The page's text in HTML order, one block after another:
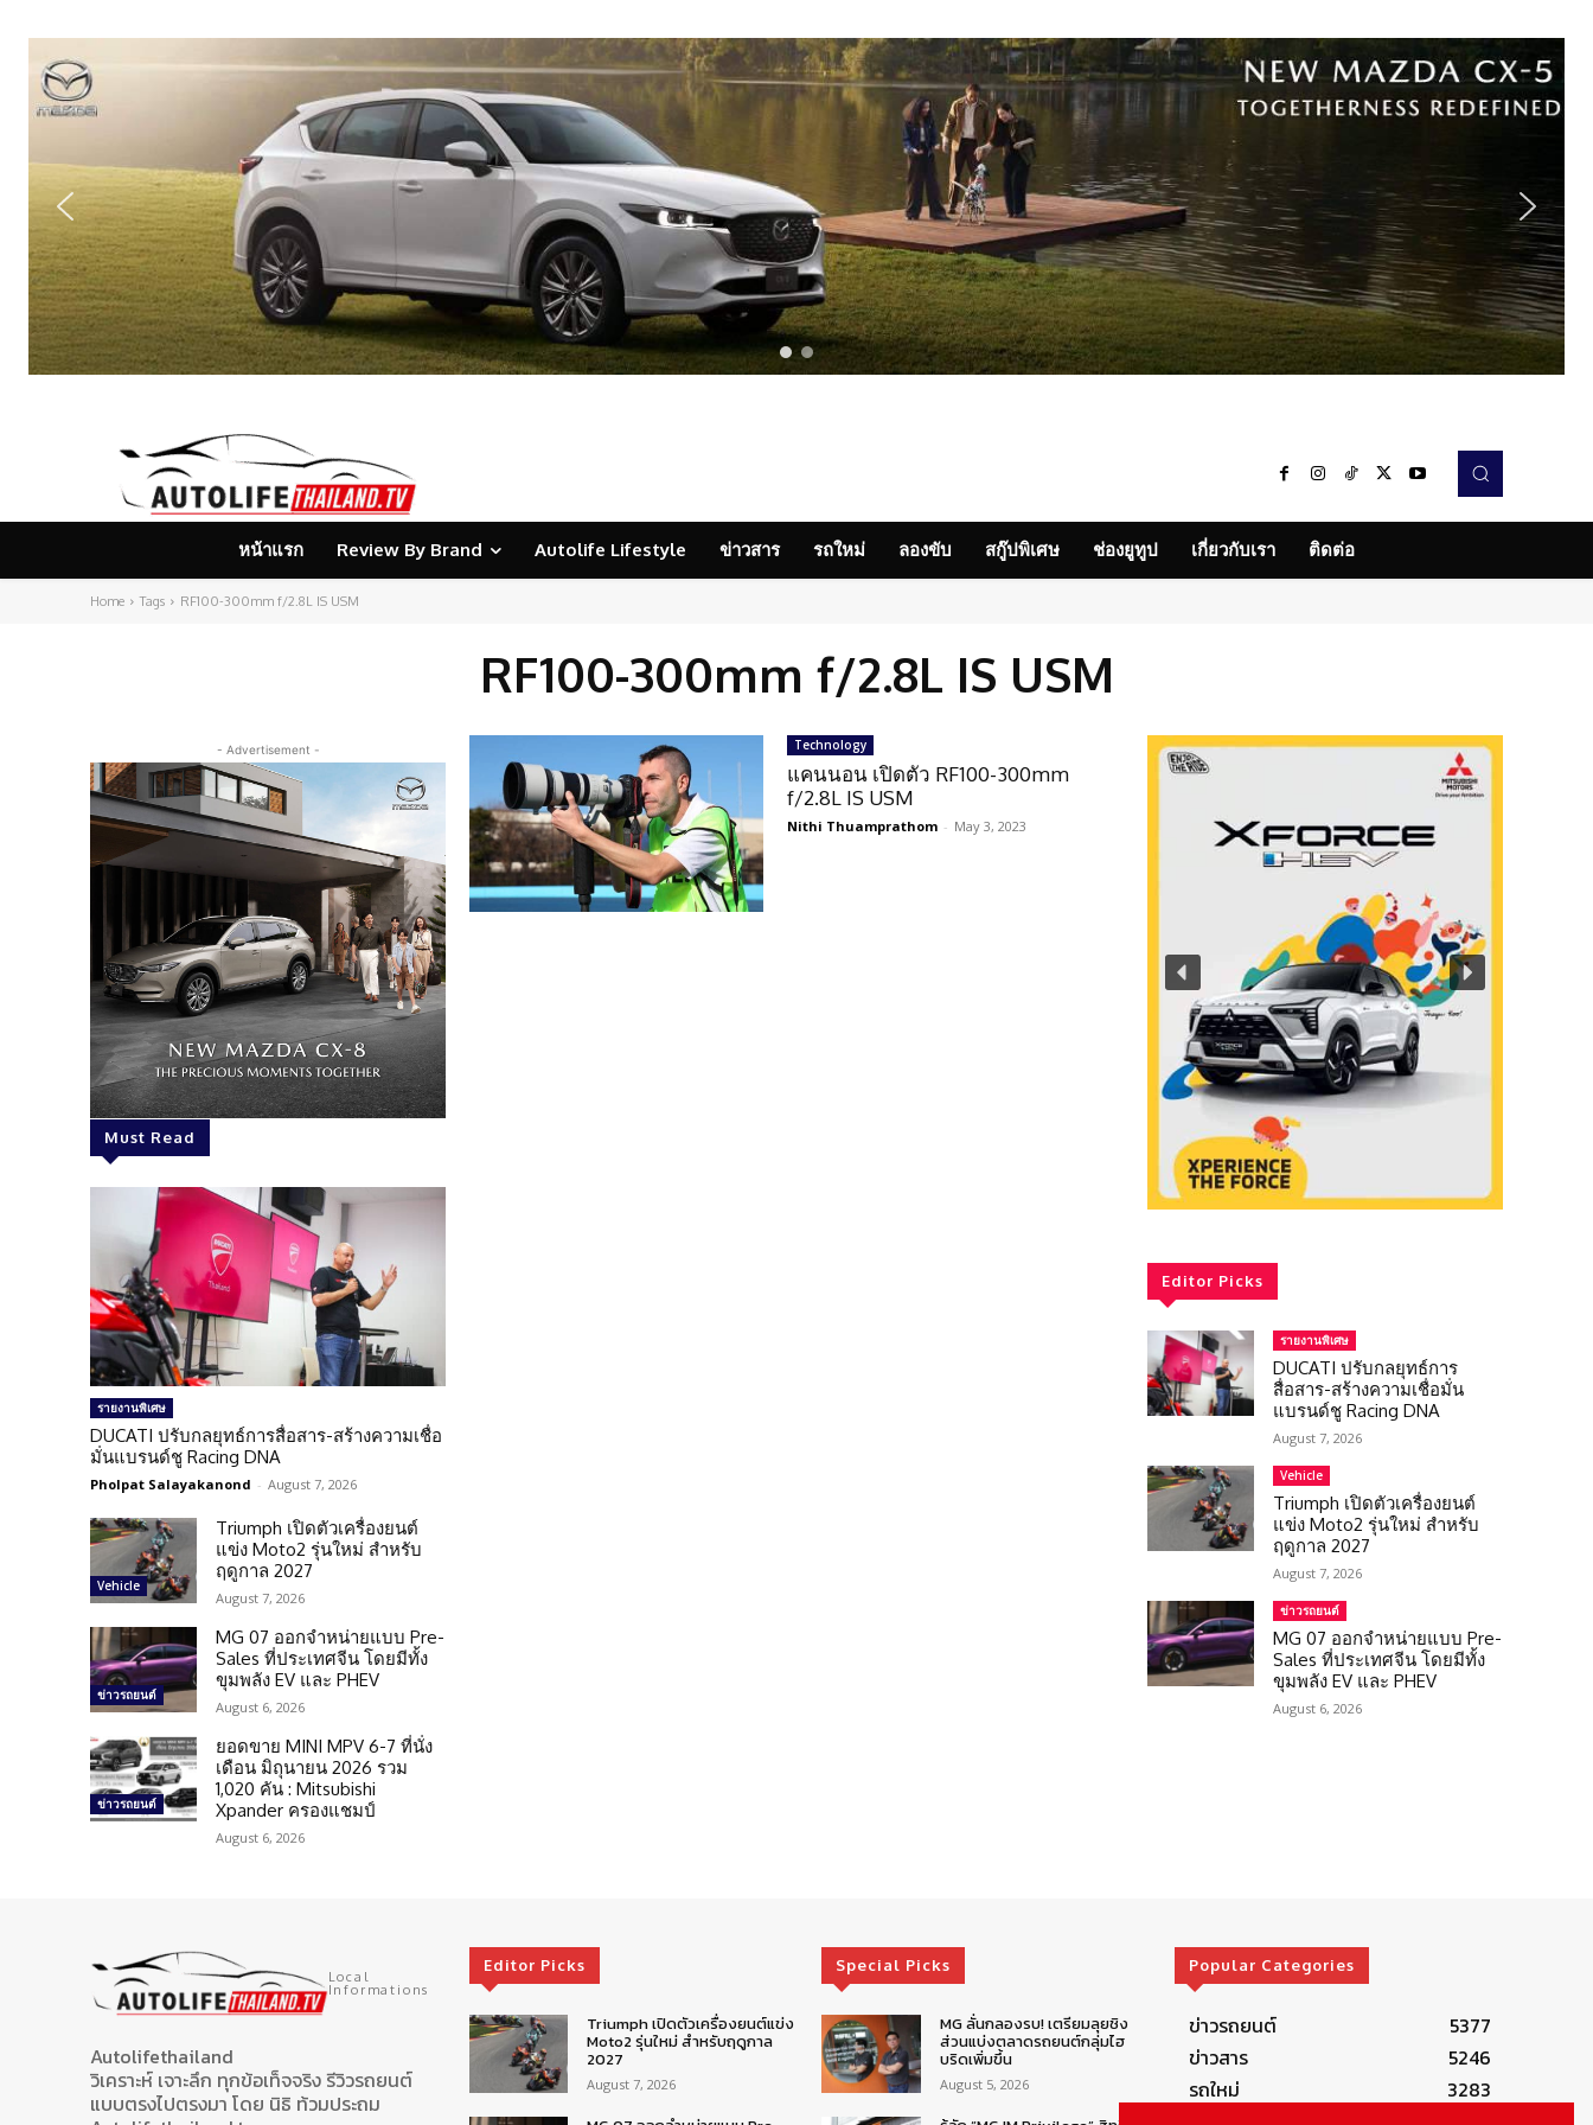
หน้าแรก Review By Brand Autolife Lifestyle ข่าวสาร รถใหม่ ลองขับ สกู๊ปพิเศษ ช่องยูทูป เกี่ยวกับเรา ติดต่อ
Home Tags RF100-300mm f/2.8L IS USM
RF100-300mm f/2.8L IS USM
- Advertisement -
Must Read
รายงานพิเศษ
DUCATI ปรับกลยุทธ์การสื่อสาร-สร้างความเชื่อ
มั่นแบรนด์ชู Racing DNA
Pholpat Salayakanond - August 7, 2026
Vehicle
Triumph เปิดตัวเครื่องยนต์
แข่ง Moto2 รุ่นใหม่ สำหรับ
ฤดูกาล 2027
August 7, 2026
ข่าวรถยนต์
MG 07 ออกจำหน่ายแบบ Pre-
Sales ที่ประเทศจีน โดยมีทั้ง
ขุมพลัง EV และ PHEV
August 6, 2026
ข่าวรถยนต์
ยอดขาย MINI MPV 6-7 ที่นั่ง
เดือน มิถุนายน 2026 รวม
1,020 คัน : Mitsubishi
Xpander ครองแชมป์
August 6, 2026
Technology
แคนนอน เปิดตัว RF100-300mm
f/2.8L IS USM
Nithi Thuamprathom - May 3, 2023
Editor Picks
รายงานพิเศษ
DUCATI ปรับกลยุทธ์การ
สื่อสาร-สร้างความเชื่อมั่น
แบรนด์ชู Racing DNA
August 7, 2026
Vehicle
Triumph เปิดตัวเครื่องยนต์
แข่ง Moto2 รุ่นใหม่ สำหรับ
ฤดูกาล 2027
August 7, 2026
ข่าวรถยนต์
MG 07 ออกจำหน่ายแบบ Pre-
Sales ที่ประเทศจีน โดยมีทั้ง
ขุมพลัง EV และ PHEV
August 6, 2026
Local
Informations
Autolifethailand
วิเคราะห์ เจาะลึก ทุกข้อเท็จจริง รีวิวรถยนต์
แบบตรงไปตรงมา โดย นิธิ ท้วมประถม
Editor Picks
Triumph เปิดตัวเครื่องยนต์แข่ง
Moto2 รุ่นใหม่ สำหรับฤดูกาล
2027
August 7, 2026
Special Picks
MG ลั่นกลองรบ! เตรียมลุยชิง
ส่วนแบ่งตลาดรถยนต์กลุ่มไฮ
บริดเพิ่มขึ้น
August 5, 2026
Popular Categories
ข่าวรถยนต์
5377
ข่าวสาร
5246
รถใหม่
3283